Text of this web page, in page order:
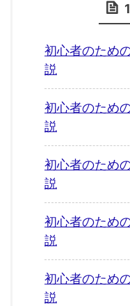
初心者のため
説
初心者のた
説
初心者のた
説
初心者のた
説
初心者のた
説